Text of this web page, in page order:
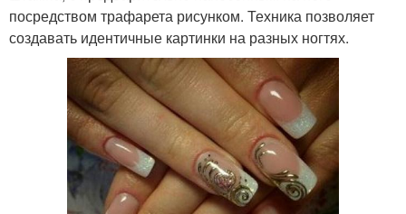
посредством трафарета рисунком. Техника позволяет
создавать идентичные картинки на разных ногтях.